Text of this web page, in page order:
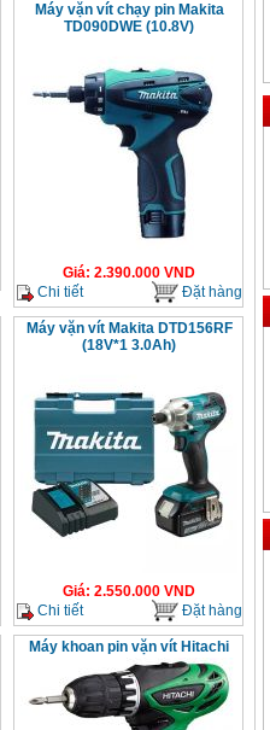
Máy vặn vít chạy pin Makita
TD090DWE (10.8V)
Giá: 2.390.000 VND
Chi tiết
Đặt hàng
Máy vặn vít Makita DTD156RF
(18V*1 3.0Ah)
Giá: 2.550.000 VND
Chi tiết
Đặt hàng
Máy khoan pin vặn vít Hitachi